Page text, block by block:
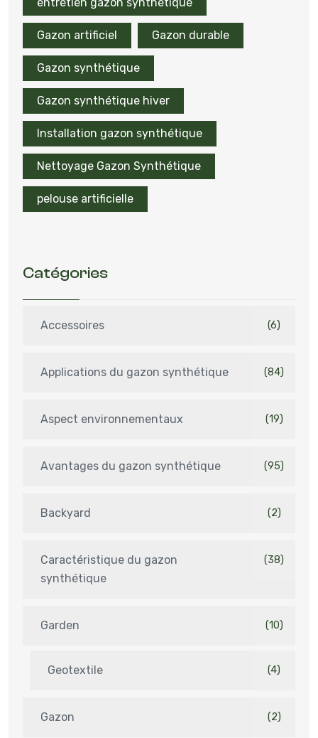
Gazon artificiel Gazon durable
Gazon synthétique
Gazon synthétique hiver
Installation gazon synthétique
Nettoyage Gazon Synthétique
pelouse artificielle
Catégories
Accessoires (6)
Applications du gazon synthétique (84)
Aspect environnementaux (19)
Avantages du gazon synthétique (95)
Backyard (2)
Caractéristique du gazon
synthétique
(38)
Garden (10)
Geotextile (4)
Gazon (2)